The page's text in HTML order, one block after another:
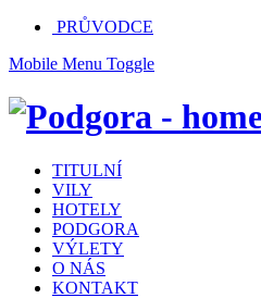
PRŮVODCE
Mobile Menu Toggle
TITULNÍ
VILY
HOTELY
PODGORA
VÝLETY
O NÁS
KONTAKT